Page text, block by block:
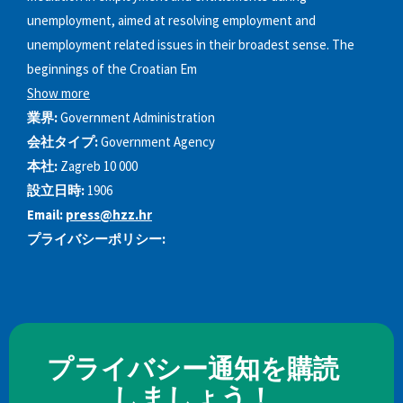
unemployment, aimed at resolving employment and
unemployment related issues in their broadest sense. The
beginnings of the Croatian Em
Show more
業界:Government Administration
会社タイプ:Government Agency
本社: Zagreb 10 000
設立日時: 1906
Email: press@hzz.hr
プライバシーポリシー:
プライバシー通知を購読